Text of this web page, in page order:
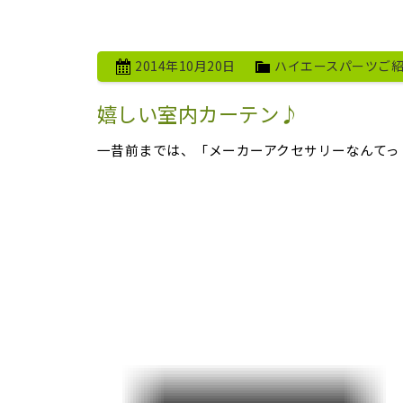
2014年10月20日 ハイエースパーツご
嬉しい室内カーテン♪
一昔前までは、「メーカーアクセサリーなんて